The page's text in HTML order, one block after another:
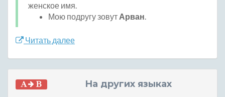
женское имя.
Мою подругу зовут Арван.
Читать далее
На других языках